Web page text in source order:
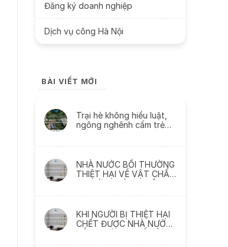
Đăng ký doanh nghiệp
Dịch vụ công Hà Nội
BÀI VIẾT MỚI
Trại hè không hiểu luật,
ngông nghênh cấm trẻ
NHÀ NƯỚC BỒI THƯỜNG
THIỆT HẠI VỀ VẬT CHẤT
DO SỨC KHỎE BỊ XÂM
KHI NGƯỜI BỊ THIỆT HẠI
CHẾT ĐƯỢC NHÀ NƯỚC